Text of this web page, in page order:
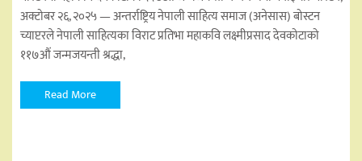
अक्टोबर २६, २०२५ — अन्तर्राष्ट्रिय नेपाली साहित्य समाज (अनेसास) बोस्टन
च्याप्टरले नेपाली साहित्यका विराट प्रतिभा महाकवि लक्ष्मीप्रसाद देवकोटाको
११७औं जन्मजयन्ती श्रद्धा,
Read More